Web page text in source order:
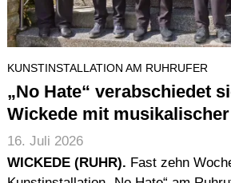
KUNSTINSTALLATION AM RUHRUFER
„No Hate“ verabschiedet
Wickede mit
16. Juli 2026
WICKEDE (RUHR). Fast zehn